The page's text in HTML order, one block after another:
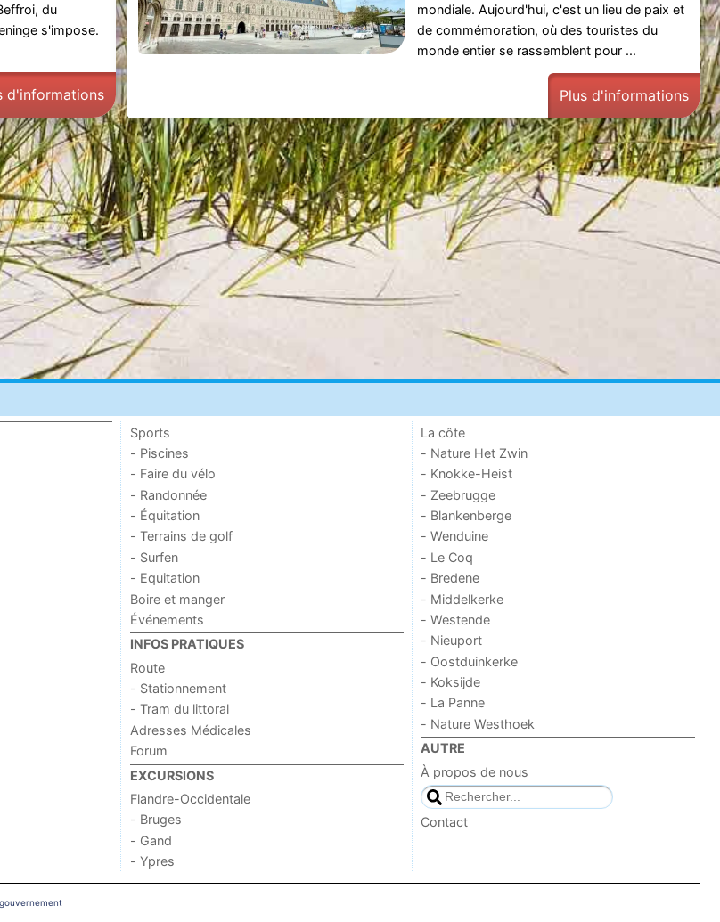
du
s'impose.
d'informations
mondiale. Aujourd'hui, c'est un lieu de paix et
de commémoration, où des touristes du
monde entier se rassemblent pour ...
Plus d'informations
Sports
- Piscines
- Faire du vélo
- Randonnée
- Équitation
- Terrains de golf
- Surfen
- Equitation
Boire et manger
Événements
INFOS PRATIQUES
Route
- Stationnement
- Tram du littoral
Adresses Médicales
Forum
EXCURSIONS
Flandre-Occidentale
- Bruges
- Gand
- Ypres
La côte
- Nature Het Zwin
- Knokke-Heist
- Zeebrugge
- Blankenberge
- Wenduine
- Le Coq
- Bredene
- Middelkerke
- Westende
- Nieuport
- Oostduinkerke
- Koksijde
- La Panne
- Nature Westhoek
AUTRE
À propos de nous
Contact